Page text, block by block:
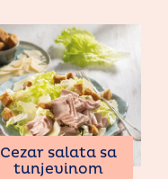
Cezar salata sa
tunjevinom